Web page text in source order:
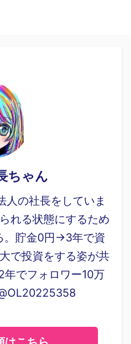
ちゃん
人の社長をしていま
れる状態にするため
。貯金0円→3年で資
で投資をする姿が共
でフォロワー10万